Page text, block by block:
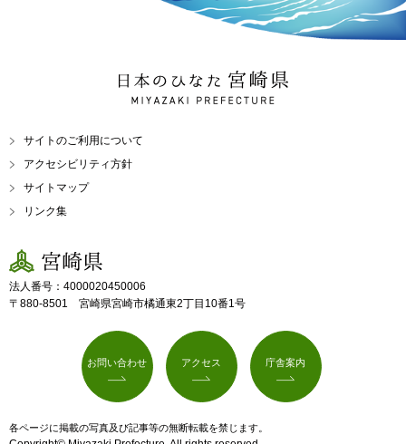
日本のひなた 宮崎県
MIYAZAKI PREFECTURE
サイトのご利用について
アクセシビリティ方針
サイトマップ
リンク集
宮崎県
法人番号：4000020450006
〒880-8501 宮崎県宮崎市橘通東2丁目10番1号
お問い合わせ アクセス 庁舎案内
各ページに掲載の写真及び記事等の無断転載を禁じます。